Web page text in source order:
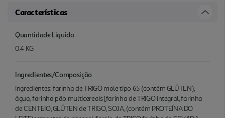
Características
Quantidade Liquida
0.4 KG
Ingredientes/Composição
Ingredientes: farinha de TRIGO mole tipo 65 (contém GLÚTEN),
água, farinha pão multicereais [farinha de TRIGO integral, farinha
de CENTEIO, GLÚTEN de TRIGO, SOJA, (contém PROTEÍNA DO